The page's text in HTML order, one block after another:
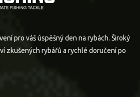
pro váš úspěšný den na rybách. Široký
zkušených rybářů a rychlé doručení po